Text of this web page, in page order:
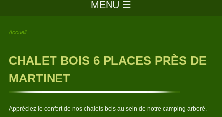
MENU ☰
Accueil
CHALET BOIS 6 PLACES PRÈS DE
MARTINET
Appréciez le confort de nos chalets bois au sein de notre camping arboré.